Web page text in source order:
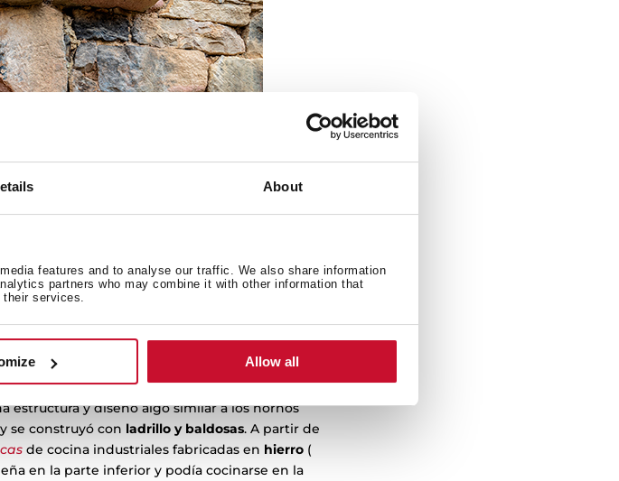
About
features and to analyse our traffic. We also share information
partners who may combine it with other information that
services.
Allow all
estructura y diseño algo similar a los hornos
se construyó con ladrillo y baldosas. A partir de
de cocina industriales fabricadas en hierro (
en la parte inferior y podía cocinarse en la